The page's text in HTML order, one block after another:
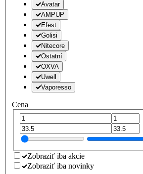
Avatar
AMPUP
Efest
Golisi
Nitecore
Ostatní
OXVA
Uwell
Vaporesso
Cena
Zobraziť iba akcie
Zobraziť iba novinky